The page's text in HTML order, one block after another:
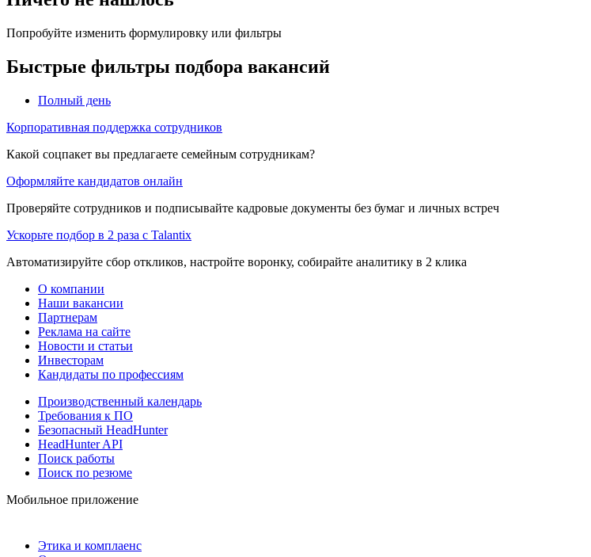
Попробуйте изменить формулировку или фильтры
Быстрые фильтры подбора вакансий
Полный день
Корпоративная поддержка сотрудников
Какой соцпакет вы предлагаете семейным сотрудникам?
Оформляйте кандидатов онлайн
Проверяйте сотрудников и подписывайте кадровые документы без бумаг и личных встреч
Ускорьте подбор в 2 раза с Talantix
Автоматизируйте сбор откликов, настройте воронку, собирайте аналитику в 2 клика
О компании
Наши вакансии
Партнерам
Реклама на сайте
Новости и статьи
Инвесторам
Кандидаты по профессиям
Производственный календарь
Требования к ПО
Безопасный HeadHunter
HeadHunter API
Поиск работы
Поиск по резюме
Мобильное приложение
Этика и комплаенс